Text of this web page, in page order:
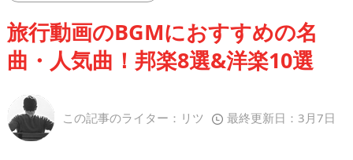
旅行動画のBGMにおすすめの名
曲・人気曲！邦楽8選&洋楽10選
この記事のライター：リツ 最終更新日：3月7日